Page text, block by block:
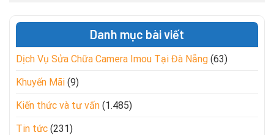
Danh mục bài viết
Dịch Vụ Sửa Chữa Camera Imou Tại Đà Nẵng (63)
Khuyến Mãi (9)
Kiến thức và tư vấn (1.485)
Tin tức (231)